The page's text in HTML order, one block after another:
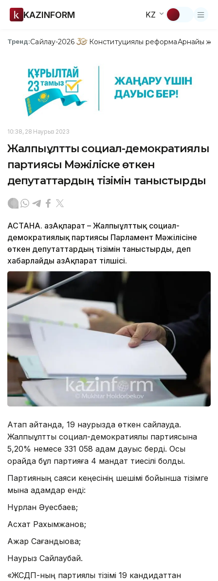
KAZINFORM KZ
Тренд:Сайлау-2026 Конституциялық реформаАрнайы
10:38, 28 Наурыз 2023
Жалпыұлттық социал-демократиялық
партиясы Мәжіліске өткен
депутаттардың тізімін таныстырды
АСТАНА. ҚазАқпарат – Жалпыұлттық социал-
демократиялық партиясы Парламент Мәжілісіне
өткен депутаттардың тізімін таныстырды, деп
хабарлайды ҚазАқпарат тілшісі.
Атап айтқанда, 19 наурызда өткен сайлауда.
Жалпыұлттық социал-демократиялық партиясына
5,20% немесе 331 058 адам дауыс берді. Осы
орайда бұл партияға 4 мандат тиесілі болды.
Партияның саяси кеңесінің шешімі бойынша тізімге
мына адамдар енді:
Нұрлан Әуесбаев;
Асхат Рахымжанов;
Ажар Сағандықова;
Наурыз Сайлаубай.
«ЖСДП-ның партиялық тізімі 19 кандидаттан